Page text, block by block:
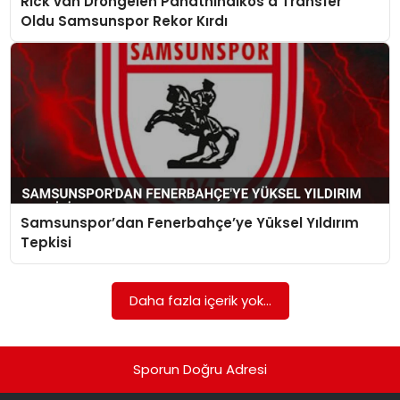
SAĞLIK
SIYASET
SPOR
TEKNOLOJI
YAŞAM
Oldu Samsunspor Rekor Kırdı
Samsunspor’dan Fenerbahçe’ye Yüksel Yıldırım
Tepkisi
Daha fazla içerik yok...
Sporun Doğru Adresi